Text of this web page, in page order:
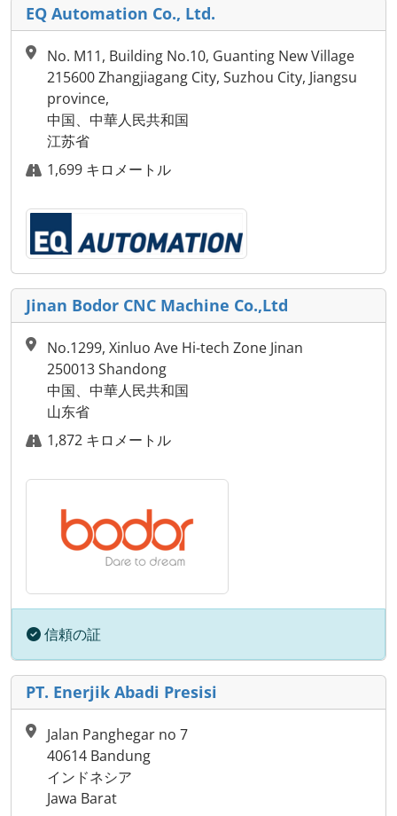
EQ Automation Co., Ltd.
No. M11, Building No.10, Guanting New Village
215600 Zhangjiagang City, Suzhou City, Jiangsu
province,
中国、中華人民共和国
江苏省
1,699 キロメートル
Jinan Bodor CNC Machine Co.,Ltd
No.1299, Xinluo Ave Hi-tech Zone Jinan
250013 Shandong
中国、中華人民共和国
山东省
1,872 キロメートル
信頼の証
PT. Enerjik Abadi Presisi
Jalan Panghegar no 7
40614 Bandung
インドネシア
Jawa Barat